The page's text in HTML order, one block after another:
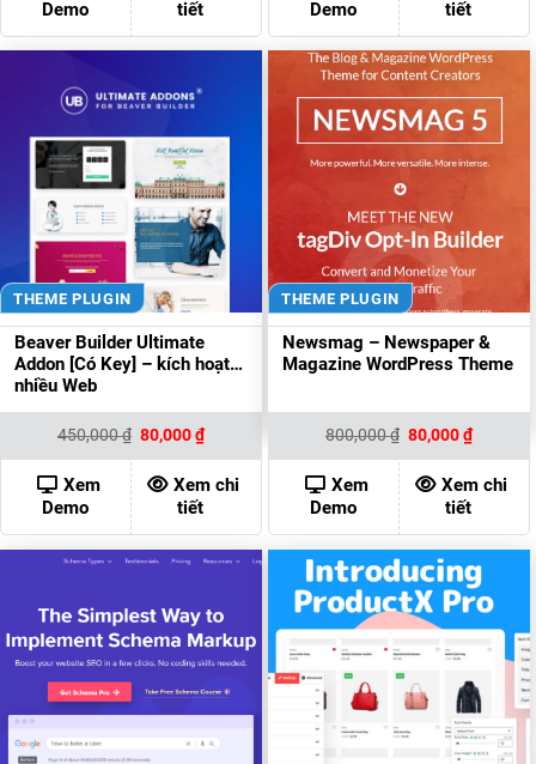
Demo tiết Demo tiết
THEME PLUGIN
Beaver Builder Ultimate
Addon [Có Key] – kích hoạt
nhiều Web
450,000₫ Giá
gốc
là:
450,000 ₫.
80,000₫Giá
hiện
tại
là:
80,000 ₫.
Xem
Demo
Xem chi
tiết
THEME PLUGIN
Newsmag – Newspaper &
Magazine WordPress Theme
800,000₫ Giá
gốc
là:
800,000 ₫.
80,000₫Giá
hiện
tại
là:
80,000
Xem
Demo
Xem chi
tiết